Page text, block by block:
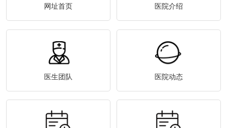
网址首页 医院介绍
医生团队 医院动态